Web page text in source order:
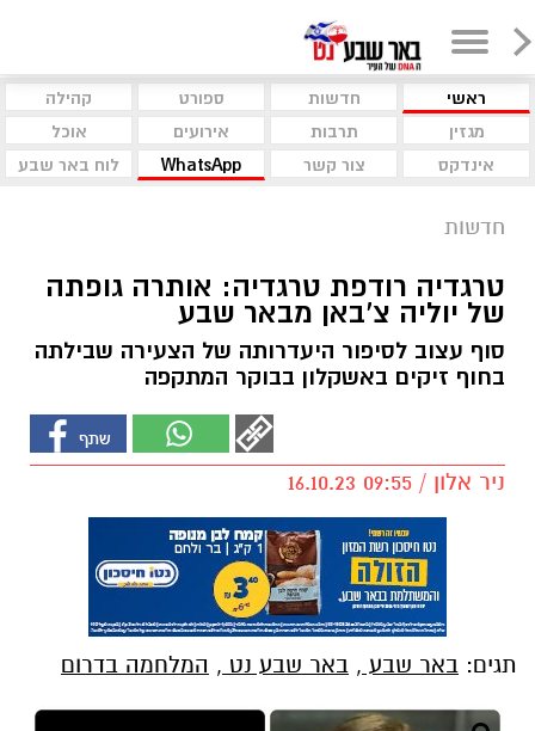
ראשי חדשות ספורט
קהילה
מגזין
תרבות אירועים
אוכל
אינדקס
צור קשר WhatsApp לוח באר שבע
חדשות
טרגדיה רודפת טרגדיה: אותרה גופתה
של יוליה צ'באן מבאר שבע
סוף עצוב לסיפור היעדרותה של הצעירה שבילתה
בחוף זיקים באשקלון בבוקר המתקפה
ניר אלון / 09:55 16.10.23
תגים: באר שבע , באר שבע נט , המלחמה בדרום